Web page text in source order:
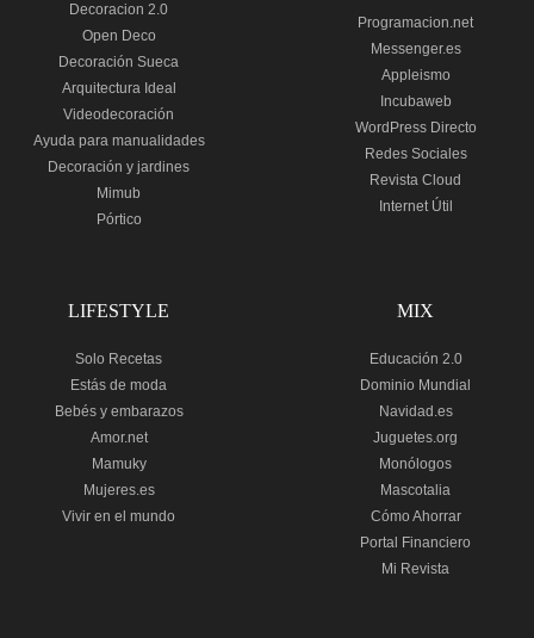
Decoracion 2.0
Open Deco
Decoración Sueca
Arquitectura Ideal
Videodecoración
Ayuda para manualidades
Decoración y jardines
Mimub
Pórtico
Programacion.net
Messenger.es
Appleismo
Incubaweb
WordPress Directo
Redes Sociales
Revista Cloud
Internet Útil
LIFESTYLE
Solo Recetas
Estás de moda
Bebés y embarazos
Amor.net
Mamuky
Mujeres.es
Vivir en el mundo
MIX
Educación 2.0
Dominio Mundial
Navidad.es
Juguetes.org
Monólogos
Mascotalia
Cómo Ahorrar
Portal Financiero
Mi Revista